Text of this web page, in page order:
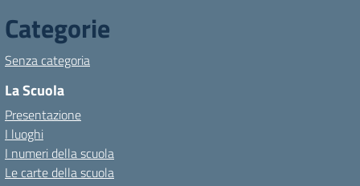
Categorie
Senza categoria
La Scuola
Presentazione
I luoghi
I numeri della scuola
Le carte della scuola